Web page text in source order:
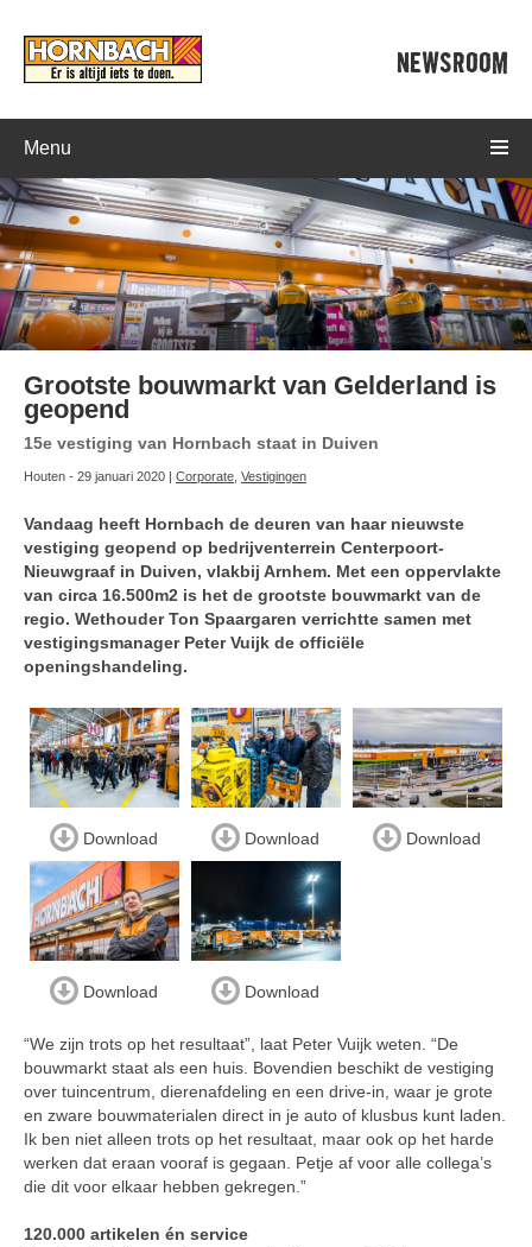
NEWSROOM
Menu
Grootste bouwmarkt van Gelderland is
geopend
15e vestiging van Hornbach staat in Duiven
Houten - 29 januari 2020 | Corporate Vestigingen
Vandaag heeft Hornbach de deuren van haar nieuwste
vestiging geopend op bedrijventerrein Centerpoort-
Nieuwgraaf in Duiven, vlakbij Arnhem. Met een oppervlakte
van circa 16.500m2 is het de grootste bouwmarkt van de
regio. Wethouder Ton Spaargaren verrichtte samen met
vestigingsmanager Peter Vuijk de officiële
openingshandeling.
Download Download Download
Download Download
“We zijn trots op het resultaat”, laat Peter Vuijk weten. “De
bouwmarkt staat als een huis. Bovendien beschikt de vestiging
over tuincentrum, dierenafdeling en een drive-in, waar je grote
en zware bouwmaterialen direct in je auto of klusbus kunt laden.
Ik ben niet alleen trots op het resultaat, maar ook op het harde
werken dat eraan vooraf is gegaan. Petje af voor alle collega’s
die dit voor elkaar hebben gekregen.”
120.000 artikelen én service